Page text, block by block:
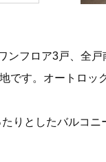
フロア3戸、全
です。オートロ
りとしたバルコ